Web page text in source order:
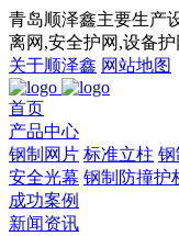
青岛顺泽鑫主要生产
离网,安全护网,设备
关于顺泽鑫 网站地图
首页
产品中心
钢制网片 标准立柱 钢
安全光幕 钢制防撞护
成功案例
新闻资讯